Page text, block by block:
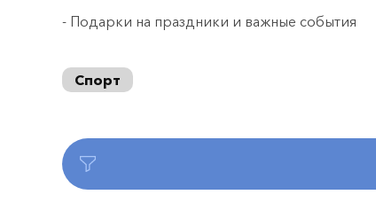
- Подарки на праздники и важные события
Спорт